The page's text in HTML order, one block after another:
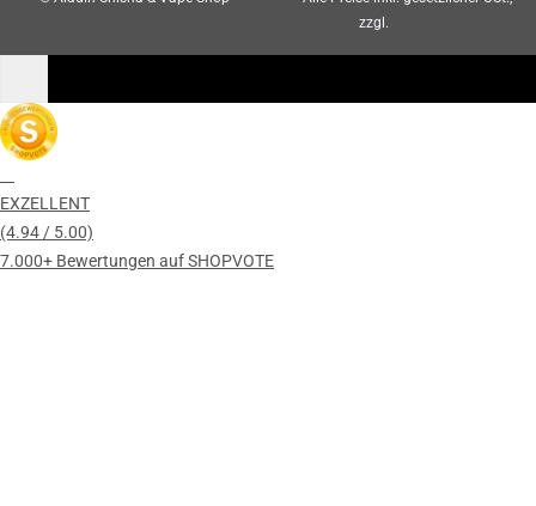
zzgl.
EXZELLENT
(4.94 / 5.00)
7.000+ Bewertungen auf SHOPVOTE